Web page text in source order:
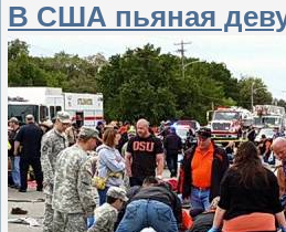
В США пьяная